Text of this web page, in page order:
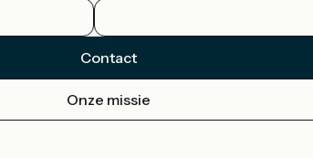
Contact
Onze missie